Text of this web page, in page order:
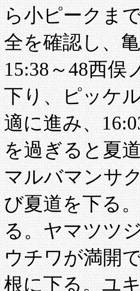
ら小ピークま
全を確認し、
15:38～48西俣
下り、ピッケ
適に進み、
を過ぎると夏
マルバマンサ
び夏道を下る
る。ヤマツツ
ウチワが満開
根に下る。ユ